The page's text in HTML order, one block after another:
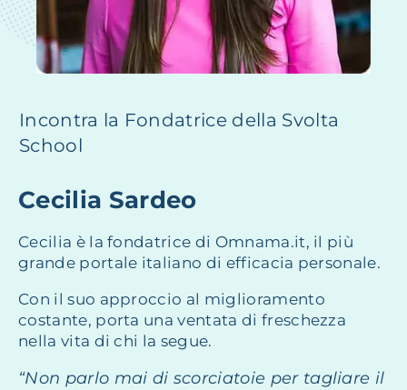
Incontra la Fondatrice della Svolta
School
Cecilia Sardeo
Cecilia è la fondatrice di Omnama.it, il più
grande portale italiano di efficacia personale.
Con il suo approccio al miglioramento
costante, porta una ventata di freschezza
nella vita di chi la segue.
“Non parlo mai di scorciatoie per tagliare il